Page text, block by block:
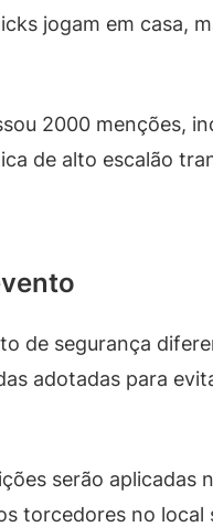
jogam em casa,
2000 menções,
de alto escalão
de segurança
adotadas para
serão aplicadas
torcedores no local